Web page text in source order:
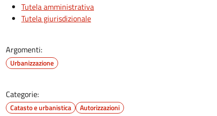
Tutela amministrativa
Tutela giurisdizionale
Argomenti:
Urbanizzazione
Categorie:
Catasto e urbanistica Autorizzazioni